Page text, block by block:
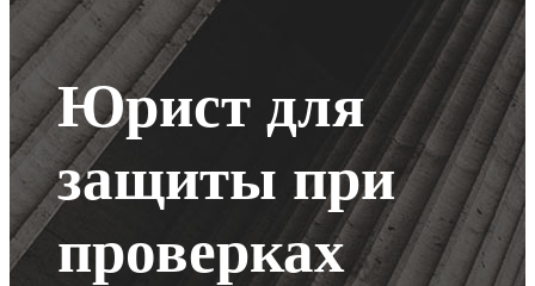
Юрист для
защиты при
проверках